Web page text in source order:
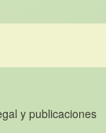
y publicaciones